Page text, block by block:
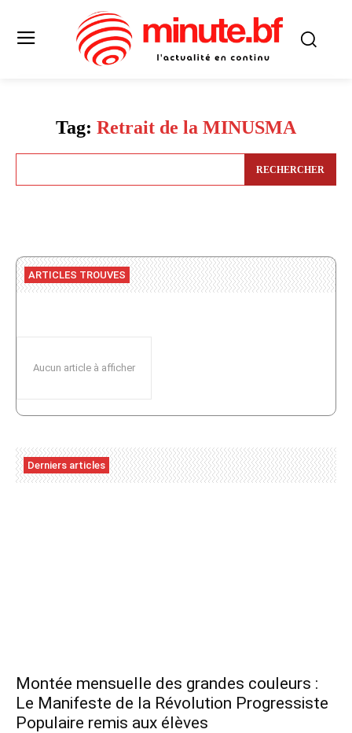
Tag: Retrait de la MINUSMA
RECHERCHER
ARTICLES TROUVES
Aucun article à afficher
Derniers articles
Montée mensuelle des grandes couleurs :
Le Manifeste de la Révolution Progressiste
Populaire remis aux élèves